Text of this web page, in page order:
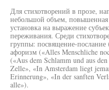
Для стихотворений в прозе,
небольшой объем,
установка на выражение
переживания. Среди
группы: посвящение-послание
афоризм («Alles Menschliche
(«Aus dem Schlamm und aus
Zelle», «In Amsterdam liegt
Erinnerung», «In der sanften
alle»).